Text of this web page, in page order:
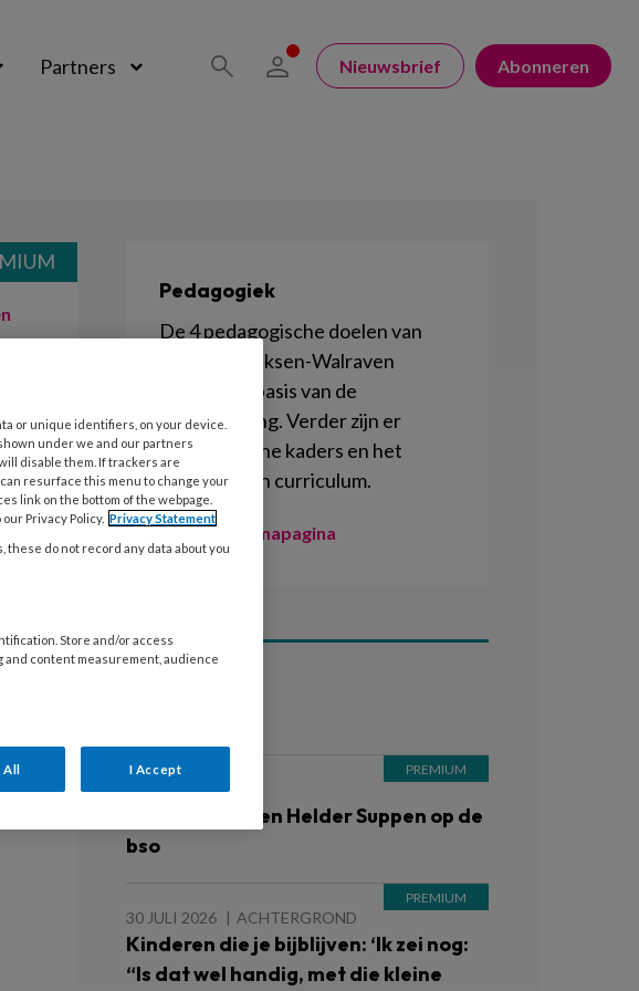
Partners Nieuwsbrief Abonneren
Pedagogiek
De 4 pedagogische doelen van
Marianne Riksen-Walraven
vormen de basis van de
kinderopvang. Verder zijn er
Pedagogische kaders en het
Pedagogisch curriculum.
Naar de themapagina
5 AUGUSTUS 2026
Aquaport in Den Helder Suppen op de
bso
30 JULI 2026 ACHTERGROND
Kinderen die je bijblijven: ‘Ik zei nog:
“Is dat wel handig, met die kleine
or unique identifiers, on your device.
under we and our partners
disable them. If trackers are
resurface this menu to change your
link on the bottom of the webpage.
Privacy Policy. Privacy Statement
do not record any data about you
Store and/or access
content measurement, audience
All I Accept